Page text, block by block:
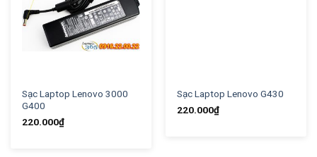
Sạc Laptop Lenovo 3000
G400
220.000₫
Sạc Laptop Lenovo G430
220.000₫